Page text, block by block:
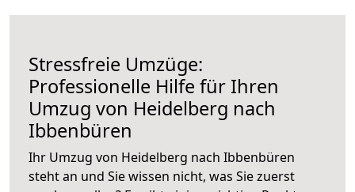
Stressfreie Umzüge:
Professionelle Hilfe für Ihren
Umzug von Heidelberg nach
Ibbenbüren
Ihr Umzug von Heidelberg nach Ibbenbüren
steht an und Sie wissen nicht, was Sie zuerst